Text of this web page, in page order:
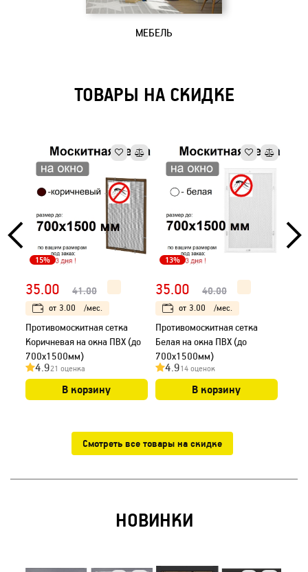
МЕБЕЛЬ
ТОВАРЫ НА СКИДКЕ
15%
35.00 41.00
от 3.00 /мес.
Противомоскитная сетка
Коричневая на окна ПВХ (до
700х1500мм)
4.921 оценка
В корзину
13%
35.00 40.00
от 3.00 /мес.
Противомоскитная сетка
Белая на окна ПВХ (до
700х1500мм)
4.914 оценок
В корзину
Смотреть все товары на скидке
НОВИНКИ